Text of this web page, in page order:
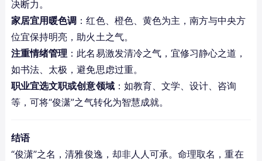
决断力。
家居宜用暖色调 ：红色、橙色、黄色为主，南方与中央方
位宜保持明亮，助火土之气。
注重情绪管理 ：此名易激发清冷之气，宜修习静心之道，
如书法、太极，避免思虑过重。
职业宜选文职或创意领域：如教育、文学、设计、咨询
等，可将“俊潇”之气转化为智慧成就。
结语
“俊潇”之名，清雅俊逸，却非人人可承。命理取名，重在